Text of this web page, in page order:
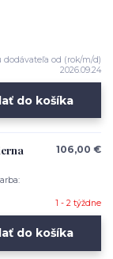
dodávateľa od (rok/m/d)
2026.09.24
do košíka
106,00 €
1 - 2 týždne
do košíka